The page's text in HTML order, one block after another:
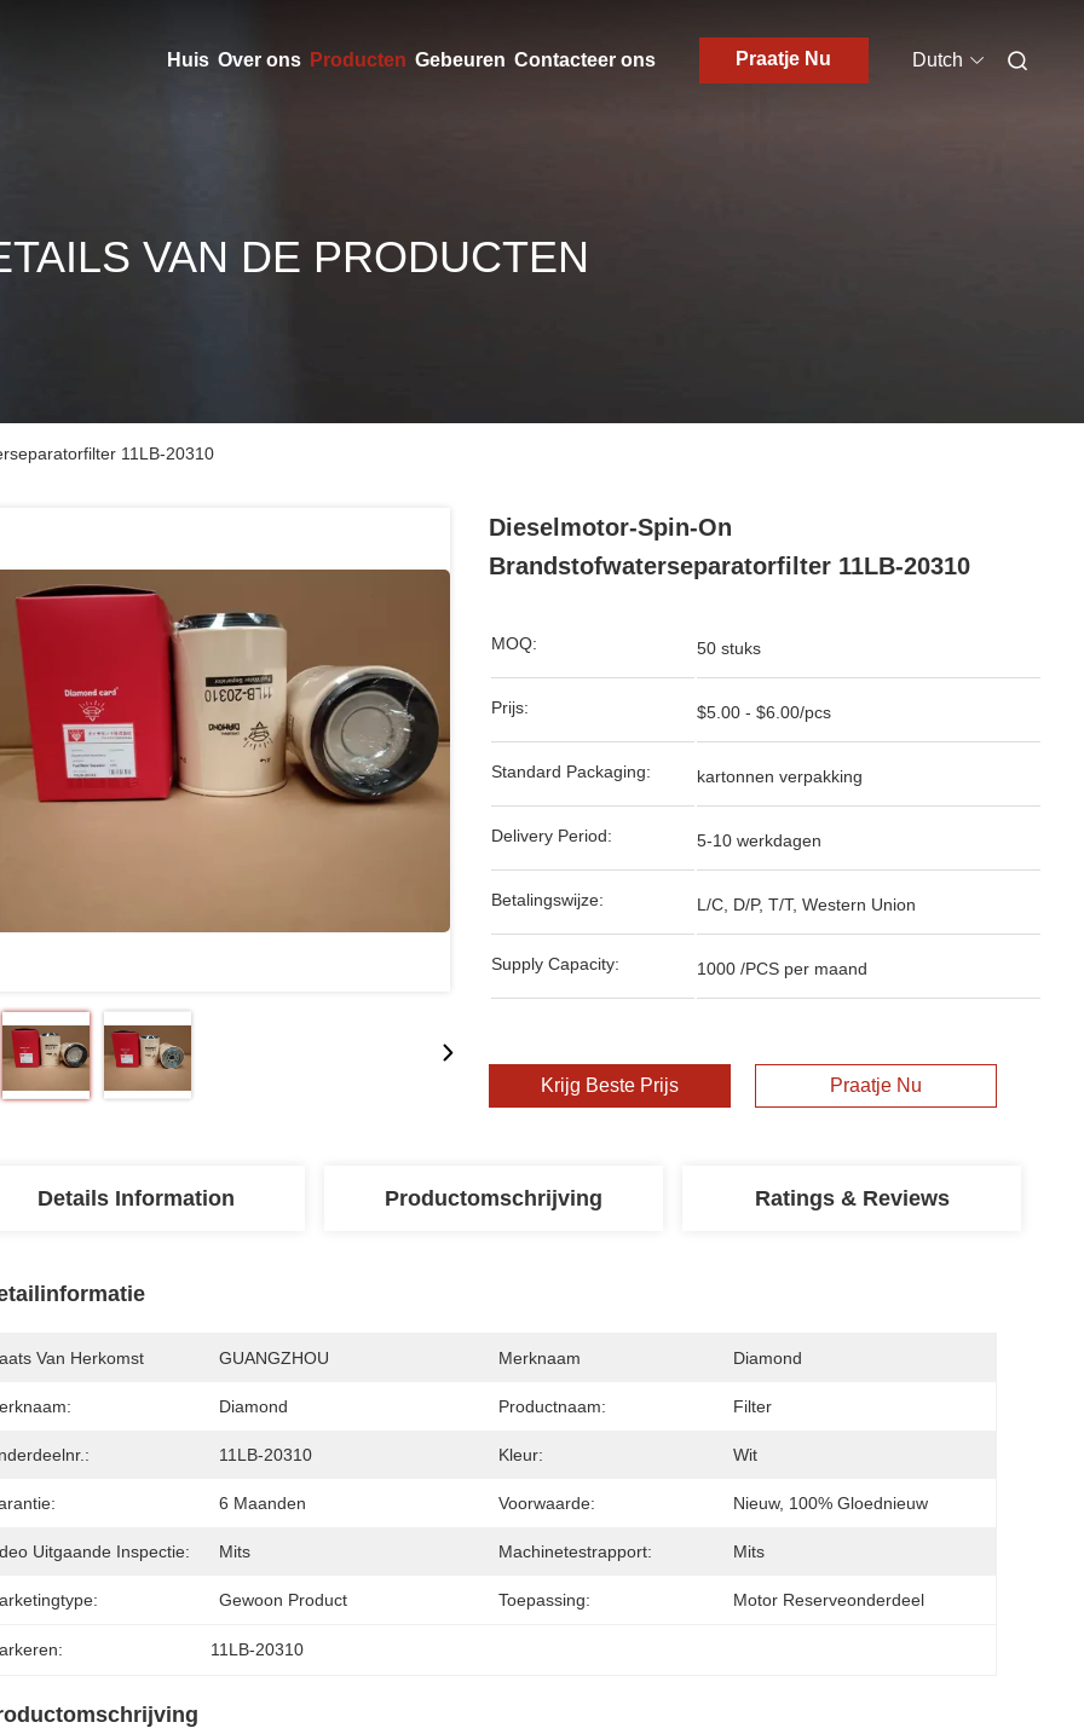
Huis Over ons Producten Gebeuren Contacteer ons Praatje Nu Dutch
VAN DE PRODUCTEN
11LB-20310
Dieselmotor-Spin-On
Brandstofwaterseparatorfilter 11LB-20310
MOQ: 50 stuks
Prijs: $5.00 - $6.00/pcs
Standard Packaging: kartonnen verpakking
Delivery Period: 5-10 werkdagen
Betalingswijze: L/C, D/P, T/T, Western Union
Supply Capacity: 1000 /PCS per maand
Krijg Beste Prijs Praatje Nu
Details Information Productomschrijving Ratings & Reviews
Van Herkomst GUANGZHOU Merknaam Diamond
Diamond Productnaam: Filter
11LB-20310 Kleur: Wit
6 Maanden Voorwaarde: Nieuw, 100% Gloednieuw
Uitgaande Inspectie: Mits Machinetestrapport: Mits
Gewoon Product Toepassing: Motor Reserveonderdeel
11LB-20310